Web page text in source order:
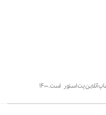
پت استور است. ۱۴۰۰